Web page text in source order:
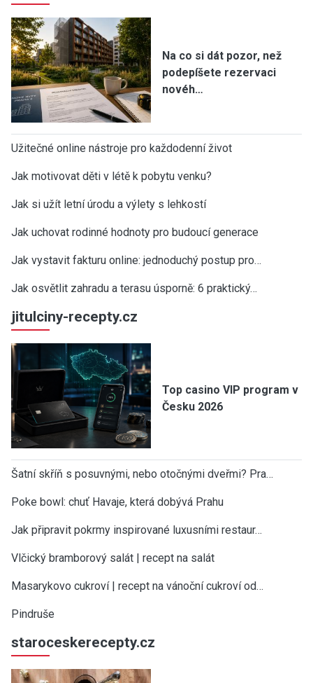
Na co si dát pozor, než
podepíšete rezervaci
novéh…
Užitečné online nástroje pro každodenní život
Jak motivovat děti v létě k pobytu venku?
Jak si užít letní úrodu a výlety s lehkostí
Jak uchovat rodinné hodnoty pro budoucí generace
Jak vystavit fakturu online: jednoduchý postup pro…
Jak osvětlit zahradu a terasu úsporně: 6 praktický…
jitulciny-recepty.cz
Top casino VIP program v
Česku 2026
Šatní skříň s posuvnými, nebo otočnými dveřmi? Pra…
Poke bowl: chuť Havaje, která dobývá Prahu
Jak připravit pokrmy inspirované luxusními restaur…
Vlčický bramborový salát | recept na salát
Masarykovo cukroví | recept na vánoční cukroví od…
Pindruše
staroceskerecepty.cz